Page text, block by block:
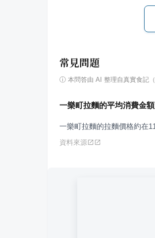
常見問題
ⓘ 本問答由 AI 整理自真實食記（
一樂町拉麵的平均消費金
一樂町拉麵的拉麵價格約在
資料來源